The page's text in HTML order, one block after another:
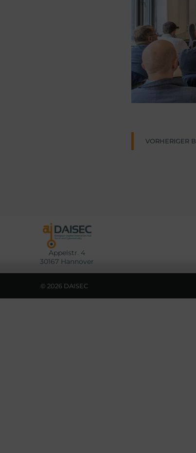
Post
VORHERIGER
Appelstr. 4
30167 Hannover
© 2026 DAISEC